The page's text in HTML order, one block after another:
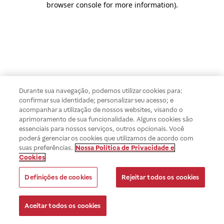
browser console for more information).
Durante sua navegação, podemos utilizar cookies para:
confirmar sua identidade; personalizar seu acesso; e
acompanhar a utilização de nossos websites, visando o
aprimoramento de sua funcionalidade. Alguns cookies são
essenciais para nossos serviços, outros opcionais. Você
poderá gerenciar os cookies que utilizamos de acordo com
suas preferências. Nossa Política de Privacidade e
Cookies
Definições de cookies Rejeitar todos os cookies
Aceitar todos os cookies